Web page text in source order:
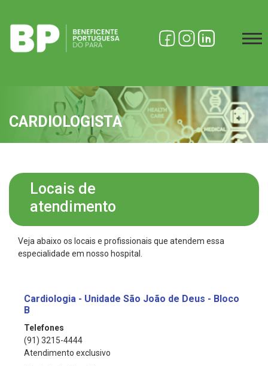
CARDIOLOGISTA
Locais de
atendimento
Veja abaixo os locais e profissionais que atendem essa
especialidade em nosso hospital.
Cardiologia - Unidade São João de Deus - Bloco
B
Telefones
(91) 3215-4444
Atendimento exclusivo